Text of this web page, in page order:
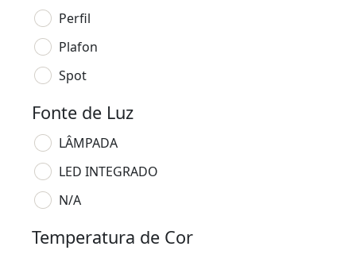
Perfil
Plafon
Spot
Fonte de Luz
LÂMPADA
LED INTEGRADO
N/A
Temperatura de Cor